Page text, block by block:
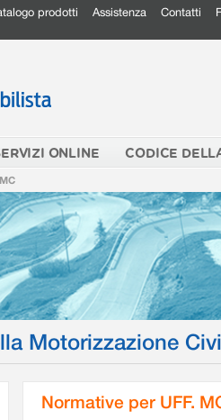
prodotti Assistenza Contatti
ONLINE CODICE
Motorizzazione
Normative per UFF.